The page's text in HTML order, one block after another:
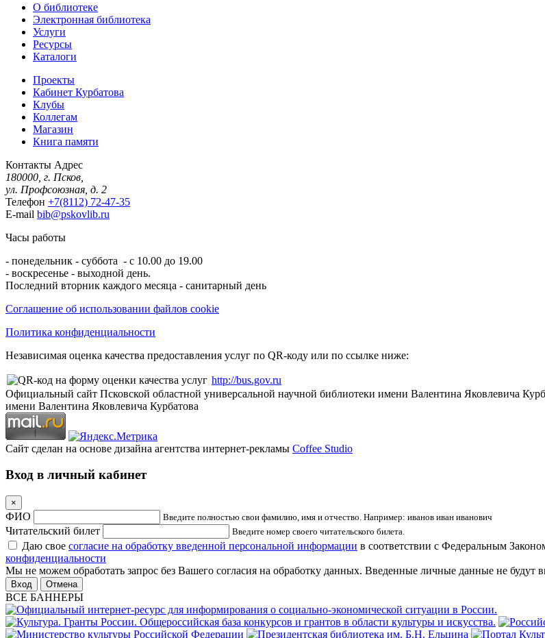
О библиотеке
Электронная библиотека
Услуги
Ресурсы
Каталоги
Проекты
Кабинет Курбатова
Клубы
Коллегам
Магазин
Книга памяти
Контакты Адрес
180000, г. Псков,
ул. Профсоюзная, д. 2
Телефон +7(8112) 72-47-35
E-mail bib@pskovlib.ru
Часы работы
- понедельник - суббота - с 10.00 до 19.00
- воскресенье - выходной день.
Последний вторник каждого месяца - санитарный день
Соглашение об использовании файлов cookie
Политика конфиденциальности
Независимая оценка качества предоставления услуг по QR-коду или по ссылке ниже:
http://bus.gov.ru
Официальный сайт Псковской областной универсальной научной библиотеки имени Валентина Яковлевича
имени Валентина Яковлевича Курбатова
Сайт сделан на основе дизайна агентства интернет-рекламы Coffee Studio
Вход в личный кабинет
×
ФИО Введите полностью свои фамилию, имя и отчество. Например: иванов иван иванович
Читательский билет Введите номер своего читательского билета.
Даю свое согласие на обработку введенной персональной информации в соответствии с Федеральным
конфиденциальности
Мы не можем обработать запрос без Вашего согласия на обработку данных. Введенные личные данные не будут
Отмена
ВСЕ БАННЕРЫ